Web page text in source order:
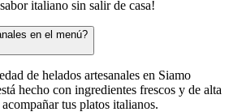
italiano sin salir de casa!
en el menú?
de helados artesanales en Siamo
hecho con ingredientes frescos y de alta
tus platos italianos.